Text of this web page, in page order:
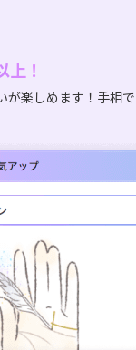
！
楽しめます！手相